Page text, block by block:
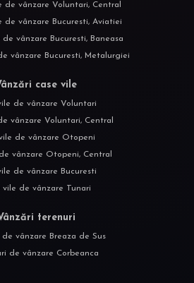
de vânzare Voluntari, Central
de vânzare Bucuresti, Aviatiei
vânzare Bucuresti, Baneasa
vânzare Bucuresti, Metalurgiei
case vile
de vânzare Voluntari
vânzare Voluntari, Central
de vânzare Otopeni
vânzare Otopeni, Central
de vânzare Bucuresti
vile de vânzare Tunari
terenuri
de vânzare Breaza de Sus
de vânzare Corbeanca